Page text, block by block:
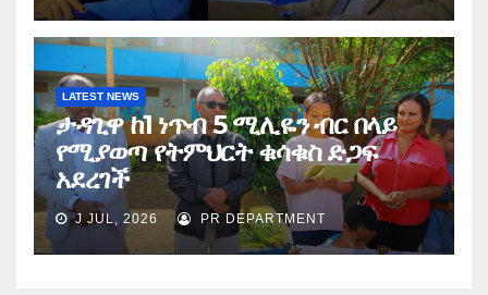
LATEST NEWS
ታዳጊዋ ከ1 ነጥብ 5 ሚሊዬን ብር በላይ
የሚያወጣ የትምህርት ቁሳቁስ ድጋፍ
አደረገች
J JUL, 2026 PR DEPARTMENT